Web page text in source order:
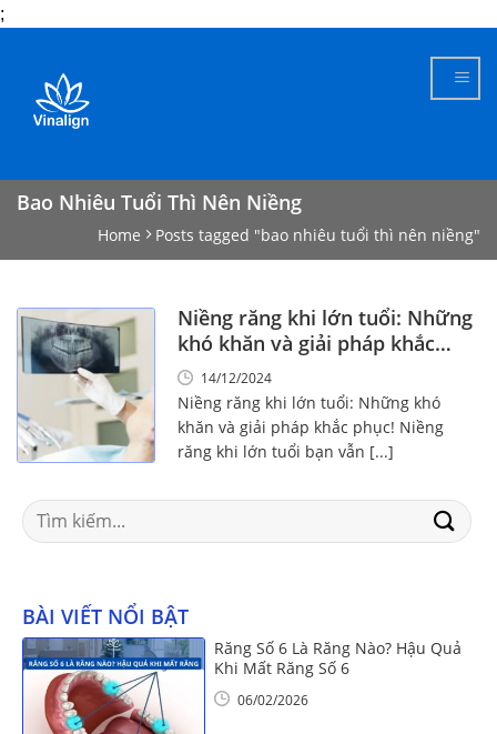
;
content
Bao Nhiêu Tuổi Thì Nên Niềng
Home Posts tagged "bao nhiêu tuổi thì nên niềng"
Niềng răng khi lớn tuổi: Những
khó khăn và giải pháp khắc
phục!14/12/2024
Niềng răng khi lớn tuổi: Những khó
khăn và giải pháp khắc phục! Niềng
răng khi lớn tuổi bạn vẫn [...]
Search
for:
BÀI VIẾT NỔI BẬT
Răng Số 6 Là Răng Nào? Hậu Quả
Khi Mất Răng Số 6
06/02/2026